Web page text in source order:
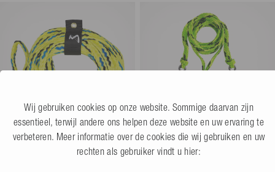
Mesle Funtube Lijn 6 Persoons
Mesle Watersport Sleeptouw
Wij gebruiken cookies op onze website. Sommige daarvan zijn
essentieel, terwijl andere ons helpen deze website en uw ervaring te
verbeteren. Meer informatie over de cookies die wij gebruiken en uw
rechten als gebruiker vindt u hier: